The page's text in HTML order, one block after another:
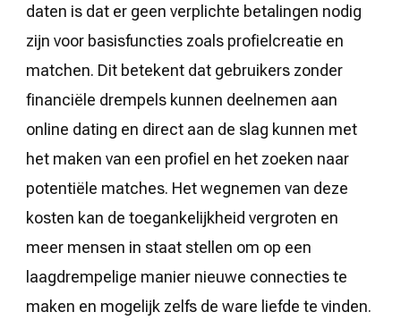
daten is dat er geen verplichte betalingen nodig
zijn voor basisfuncties zoals profielcreatie en
matchen. Dit betekent dat gebruikers zonder
financiële drempels kunnen deelnemen aan
online dating en direct aan de slag kunnen met
het maken van een profiel en het zoeken naar
potentiële matches. Het wegnemen van deze
kosten kan de toegankelijkheid vergroten en
meer mensen in staat stellen om op een
laagdrempelige manier nieuwe connecties te
maken en mogelijk zelfs de ware liefde te vinden.